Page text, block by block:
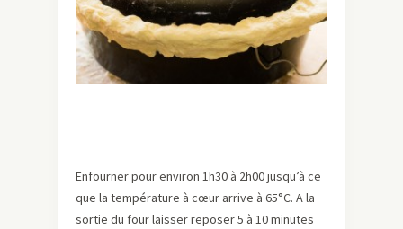
Enfourner pour environ 1h30 à 2h00 jusqu’à ce
que la température à cœur arrive à 65°C. A la
sortie du four laisser reposer 5 à 10 minutes